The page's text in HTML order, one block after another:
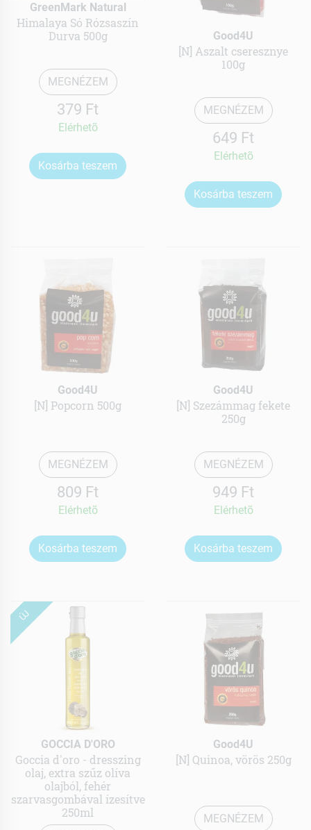
GreenMark Natural
Himalaya Só Rózsaszín
Durva 500g
MEGNÉZEM
379 Ft
Elérhetõ
Kosárba teszem
Good4U
[N] Aszalt cseresznye
100g
MEGNÉZEM
649 Ft
Elérhetõ
Kosárba teszem
Good4U
[N] Popcorn 500g
MEGNÉZEM
809 Ft
Elérhetõ
Kosárba teszem
Good4U
[N] Szezámmag fekete
250g
MEGNÉZEM
949 Ft
Elérhetõ
Kosárba teszem
ÚJ
GOCCIA D'ORO
Goccia d'oro - dresszing
olaj, extra szűz olíva
olajból, fehér
szarvasgombával ízesítve
250ml
Good4U
[N] Quinoa, vörös 250g
MEGNÉZEM